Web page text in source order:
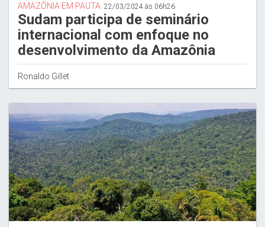
AMAZÔNIA EM PAUTA 22/03/2024 às 06h26
Sudam participa de seminário
internacional com enfoque no
desenvolvimento da Amazônia
Ronaldo Gillet